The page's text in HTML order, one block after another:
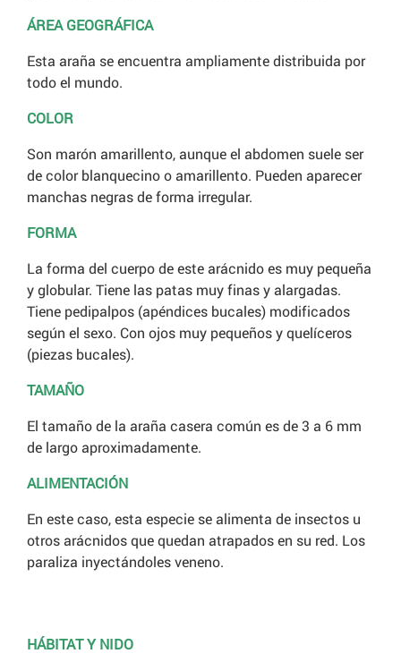
ÁREA GEOGRÁFICA
Esta araña se encuentra ampliamente distribuida por
todo el mundo.
COLOR
Son marón amarillento, aunque el abdomen suele ser
de color blanquecino o amarillento. Pueden aparecer
manchas negras de forma irregular.
FORMA
La forma del cuerpo de este arácnido es muy pequeña
y globular. Tiene las patas muy finas y alargadas.
Tiene pedipalpos (apéndices bucales) modificados
según el sexo. Con ojos muy pequeños y quelíceros
(piezas bucales).
TAMAÑO
El tamaño de la araña casera común es de 3 a 6 mm
de largo aproximadamente.
ALIMENTACIÓN
En este caso, esta especie se alimenta de insectos u
otros arácnidos que quedan atrapados en su red. Los
paraliza inyectándoles veneno.
HÁBITAT Y NIDO